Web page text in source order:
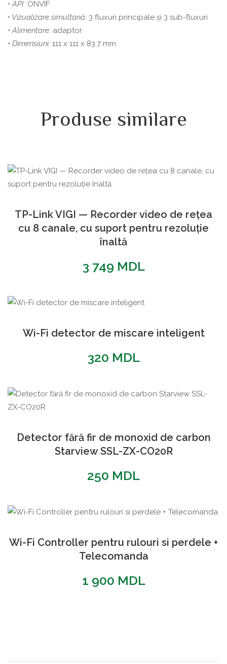
• API: ONVIF
• Vizualizare simultană: 3 fluxuri principale și 3 sub-fluxuri
• Alimentare: adaptor
• Dimensiuni: 111 x 111 x 83.7 mm
Produse similare
TP-Link VIGI — Recorder video de rețea
cu 8 canale, cu suport pentru rezoluție
înaltă
3 749 MDL
Wi-Fi detector de miscare inteligent
320 MDL
Detector fără fir de monoxid de carbon
Starview SSL-ZX-CO20R
250 MDL
Wi-Fi Controller pentru rulouri si perdele +
Telecomanda
1 900 MDL